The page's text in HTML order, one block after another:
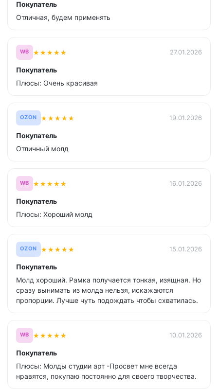
Покупатель
Отличная, будем применять
WB ★★★★★ 27.01.2026
Покупатель
Плюсы: Очень красивая
OZON ★★★★★ 19.01.2026
Покупатель
Отличный молд
WB ★★★★★ 16.01.2026
Покупатель
Плюсы: Хороший молд
OZON ★★★★★ 15.01.2026
Покупатель
Молд хороший. Рамка получается тонкая, изящная. Но
сразу вынимать из молда нельзя, искажаются
пропорции. Лучше чуть подождать чтобы схватилась.
WB ★★★★★ 10.01.2026
Покупатель
Плюсы: Молды студии арт -Просвет мне всегда
нравятся, покупаю постоянно для своего творчества.